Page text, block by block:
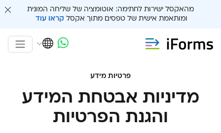
מהאקסל ישירות לחתימה: אוטומציה של שליחה המונית
ומותאמת אישית של טפסים מתוך אקסל קראו עוד
פרטיות מידע
מדיניות אבטחת המידע
והגנת הפרטיות